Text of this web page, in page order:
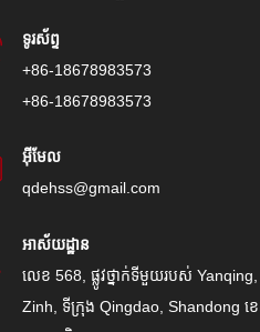
ទូរស័ព្ទ
+86-18678983573
+86-18678983573
អ៊ីមែល
qdehss@gmail.com
អាស័យដ្ឋាន
លេខ 568, ផ្លូវថ្នាក់ទីមួយរបស់
Zinh, ទីក្រុង Qingdao, Shandong ខេ